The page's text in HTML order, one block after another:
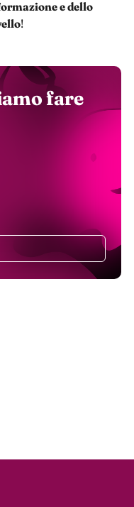
e dello
!
fare